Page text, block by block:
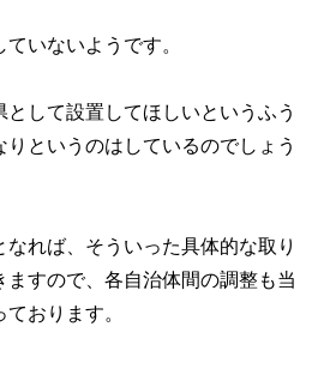
いないようです。
して設置してほしいというふう
というのはしているのでしょう
なれば、そういった具体的な取り
すので、各自治体間の調整も当
おります。